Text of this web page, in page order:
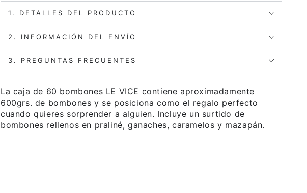
1. DETALLES DEL PRODUCTO
2. INFORMACIÓN DEL ENVÍO
3. PREGUNTAS FRECUENTES
La caja de 60 bombones LE VICE contiene aproximadamente
600grs. de bombones y se posiciona como el regalo perfecto
cuando quieres sorprender a alguien. Incluye un surtido de
bombones rellenos en praliné, ganaches, caramelos y mazapán.